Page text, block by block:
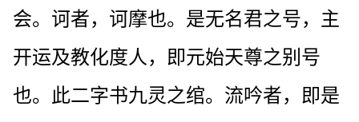
会。诃者，诃摩也。是无名君之号，主
开运及教化度人，即元始天尊之别号
也。此二字书九灵之绾。流吟者，即是